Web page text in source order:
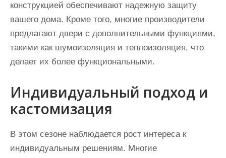
конструкцией обеспечивают надежную защиту
вашего дома. Кроме того, многие производители
предлагают двери с дополнительными функциями,
такими как шумоизоляция и теплоизоляция, что
делает их более функциональными.
Индивидуальный подход и
кастомизация
В этом сезоне наблюдается рост интереса к
индивидуальным решениям. Многие